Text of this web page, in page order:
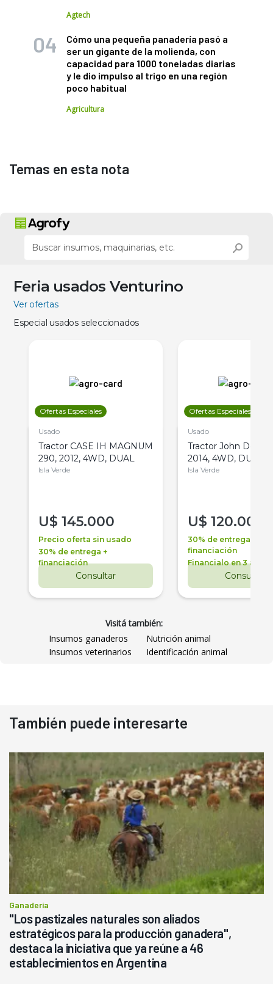
Agtech
Cómo una pequeña panadería pasó a
ser un gigante de la molienda, con
capacidad para 1000 toneladas diarias
y le dio impulso al trigo en una región
poco habitual
Agricultura
Temas en esta nota
Feria usados Venturino
Ver ofertas
Especial usados seleccionados
Ofertas Especiales
Usado
Tractor CASE IH MAGNUM
290, 2012, 4WD, DUAL
Isla Verde
U$ 145.000
Precio oferta sin usado
30% de entrega +
financiación
Consultar
Ofertas Especiales
Usado
Tractor John Deere
2014, 4WD, DUAL
Isla Verde
U$ 120.000
30% de entrega +
financiación
Financialo en 3 años
Consultar
Visitá también:
Insumos ganaderos
Nutrición animal
Insumos veterinarios
Identificación animal
También puede interesarte
Ganadería
"Los pastizales naturales son aliados
estratégicos para la producción ganadera",
destaca la iniciativa que ya reúne a 46
establecimientos en Argentina